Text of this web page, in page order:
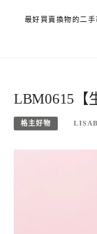
最好買賣換物的二
LBM0615【
格主好物